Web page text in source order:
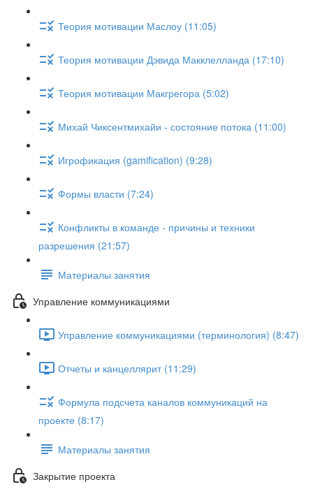
Теория мотивации Маслоу (11:05)
Теория мотивации Дэвида Макклелланда (17:10)
Теория мотивации Макгрегора (5:02)
Михай Чиксентмихайи - состояние потока (11:00)
Игрофикация (gamification) (9:28)
Формы власти (7:24)
Конфликты в команде - причины и техники
разрешения (21:57)
Материалы занятия
Управление коммуникациями
Управление коммуникациями (терминология) (8:47)
Отчеты и канцеллярит (11:29)
Формула подсчета каналов коммуникаций на
проекте (8:17)
Материалы занятия
Закрытие проекта